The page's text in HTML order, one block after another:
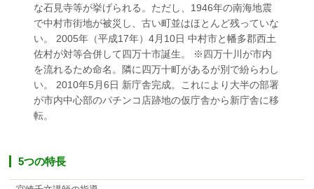
な石見寺等が挙げられる。ただし、1946年の南海地震
で中村市街地が被災し、古い町並はほとんど残っていな
い。 2005年（平成17年）4月10日 中村市と幡多郡西土
佐村が対等合併して四万十市誕生。 ※四万十川が市内
を流れるため命名。隣に四万十町があるが別で紛らわし
い。 2010年5月6日 新庁舎完成。これにより大半の部署
が市内中心部のパチンコ店跡地の仮庁舎から新庁舎に移
転。
5つの特長